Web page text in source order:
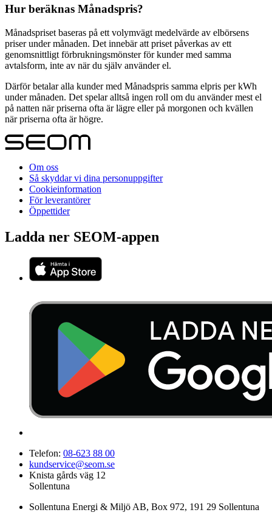
Hur beräknas Månadspris?
Månadspriset baseras på ett volymvägt medelvärde av elbörsens
priser under månaden. Det innebär att priset påverkas av ett
genomsnittligt förbrukningsmönster för kunder med samma
avtalsform, inte av när du själv använder el.
Därför betalar alla kunder med Månadspris samma elpris per kWh
under månaden. Det spelar alltså ingen roll om du använder mest el
på natten när priserna ofta är lägre eller på morgonen och kvällen
när priserna ofta är högre.
Om oss
Så skyddar vi dina personuppgifter
Cookieinformation
För leverantörer
Öppettider
Ladda ner SEOM-appen
Telefon: 08-623 88 00
kundservice@seom.se
Knista gårds väg 12
Sollentuna
Sollentuna Energi & Miljö AB, Box 972, 191 29 Sollentuna